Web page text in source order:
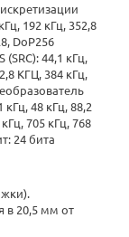
192 кГц, 352,8
DoP256
44,1 кГц,
КГЦ, 384 кГц,
кГц, 48 кГц, 88,2
705 кГц, 768
24 бита
в 20,5 мм от